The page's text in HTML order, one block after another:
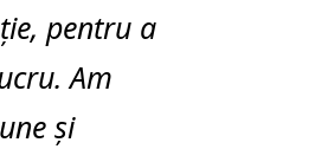
pentru a
Am
și